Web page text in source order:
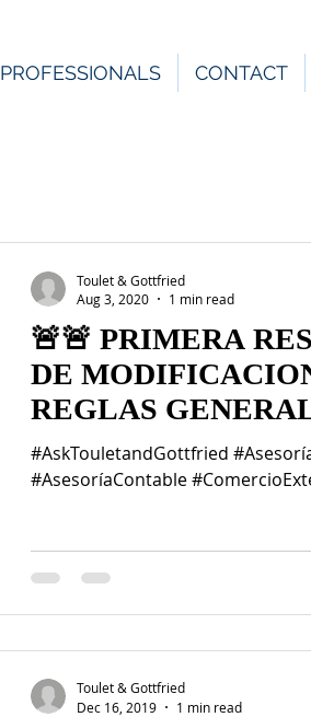
PROFESSIONALS CONTACT
🚨🚨 PRIMERA
DE
REGLAS
COMERCIO
2020 🚨🚨
#AskTouletandGottfried
#AsesoríaContable
Toulet & Gottfried
Aug 3, 2020
1 min read
Toulet & Gottfried
Dec 16, 2019
1 min read